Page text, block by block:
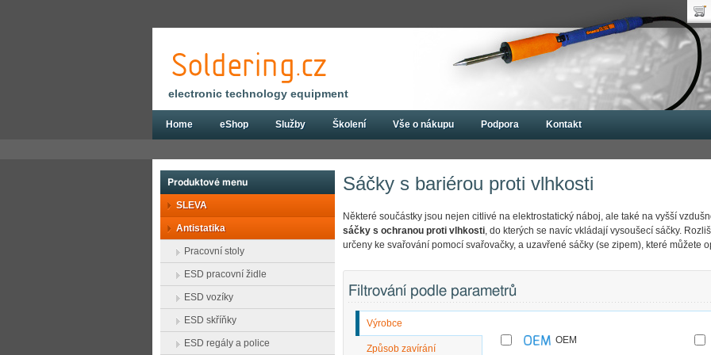
Sáčky s bariérou proti vlhkosti
Některé součástky jsou nejen citlivé na elektrostatický náboj, ale také na vyšší
sáčky s ochranou proti vlhkosti , do kterých se navíc vkládají vysoušecí sáčky.
určeny ke svařování pomocí svařovačky, a uzavřené sáčky (se zipem), které můžete
Filtrování podle parametrů
Výrobce
Způsob zavírání
OEM
Produktové menu
SLEVA
Antistatika
Pracovní stoly
ESD pracovní židle
ESD vozíky
ESD skříňky
ESD regály a police
electronic technology equipment
Home eShop Služby Školení Vše o nákupu Podpora Kontakt